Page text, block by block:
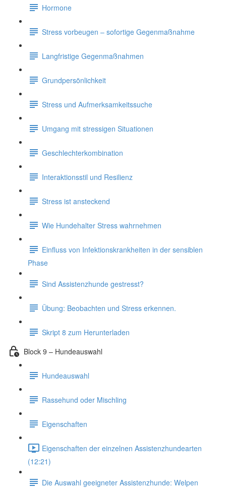
Hormone
Stress vorbeugen – sofortige Gegenmaßnahme
Langfristige Gegenmaßnahmen
Grundpersönlichkeit
Stress und Aufmerksamkeitssuche
Umgang mit stressigen Situationen
Geschlechterkombination
Interaktionsstil und Resilienz
Stress ist ansteckend
Wie Hundehalter Stress wahrnehmen
Einfluss von Infektionskrankheiten in der sensiblen
Phase
Sind Assistenzhunde gestresst?
Übung: Beobachten und Stress erkennen.
Skript 8 zum Herunterladen
Block 9 – Hundeauswahl
Hundeauswahl
Rassehund oder Mischling
Eigenschaften
Eigenschaften der einzelnen Assistenzhundearten
(12:21)
Die Auswahl geeigneter Assistenzhunde: Welpen